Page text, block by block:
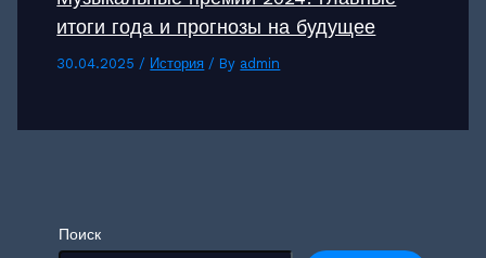
итоги года и прогнозы на будущее
30.04.2025 / История / By admin
Поиск